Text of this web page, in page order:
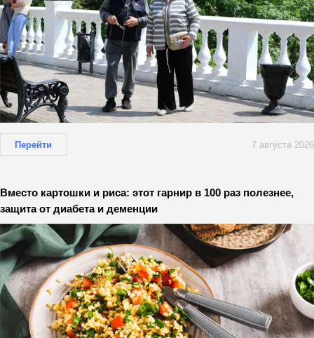
Перейти 7 августа 2026
Вместо картошки и риса: этот гарнир в 100 раз полезнее,
защита от диабета и деменции